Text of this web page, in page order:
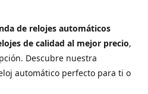
de relojes automáticos
de calidad al mejor precio,
Descubre nuestra
automático perfecto para ti o